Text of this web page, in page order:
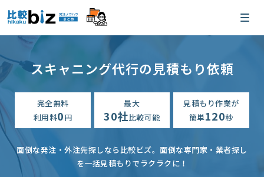
スキャニング代行の見積もり依頼
完全無料
利用料0円
最大
30社比較可能
見積もり作業が
簡単120秒
面倒な発注・外注先探しなら比較ビズ。 面倒な専門家・業者探し
を一括見積もりでラクラクに！